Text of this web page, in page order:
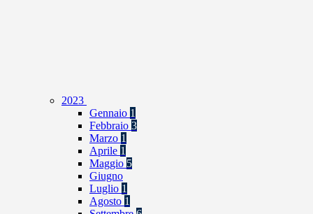
2023
Gennaio 1
Febbraio 3
Marzo 1
Aprile 1
Maggio 5
Giugno
Luglio 1
Agosto 1